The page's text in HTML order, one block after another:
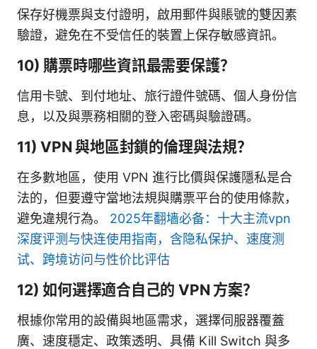
保存好機票與支付證明，啟用郵件與賬號的雙因素
驗證，避免在不受信任的裝置上保存敏感資訊。
10) 購票時哪些資訊最需要保護？
信用卡號、到付地址、旅行證件號碼、個人身份信
息，以及與票務相關的登入密碼與驗證碼。
11) VPN 與地區封鎖的倫理與法規？
在多數地區，使用 VPN 進行比價與保護隱私是合
法的，但要遵守當地法規與購票平台的使用條款，
避免違規行為。 2025年翻墙必备：十大主流vpn
深度评测与快连使用指南，含隐私保护、速度测
试、跨境访问与性价比评估
12) 如何選擇適合自己的 VPN 方案？
根據你常用的設備與地區需求，選擇伺服器覆蓋
廣、速度穩定、政策透明、具備 Kill Switch 與多